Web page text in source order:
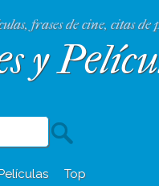
frases de cine, citas de
y
Top